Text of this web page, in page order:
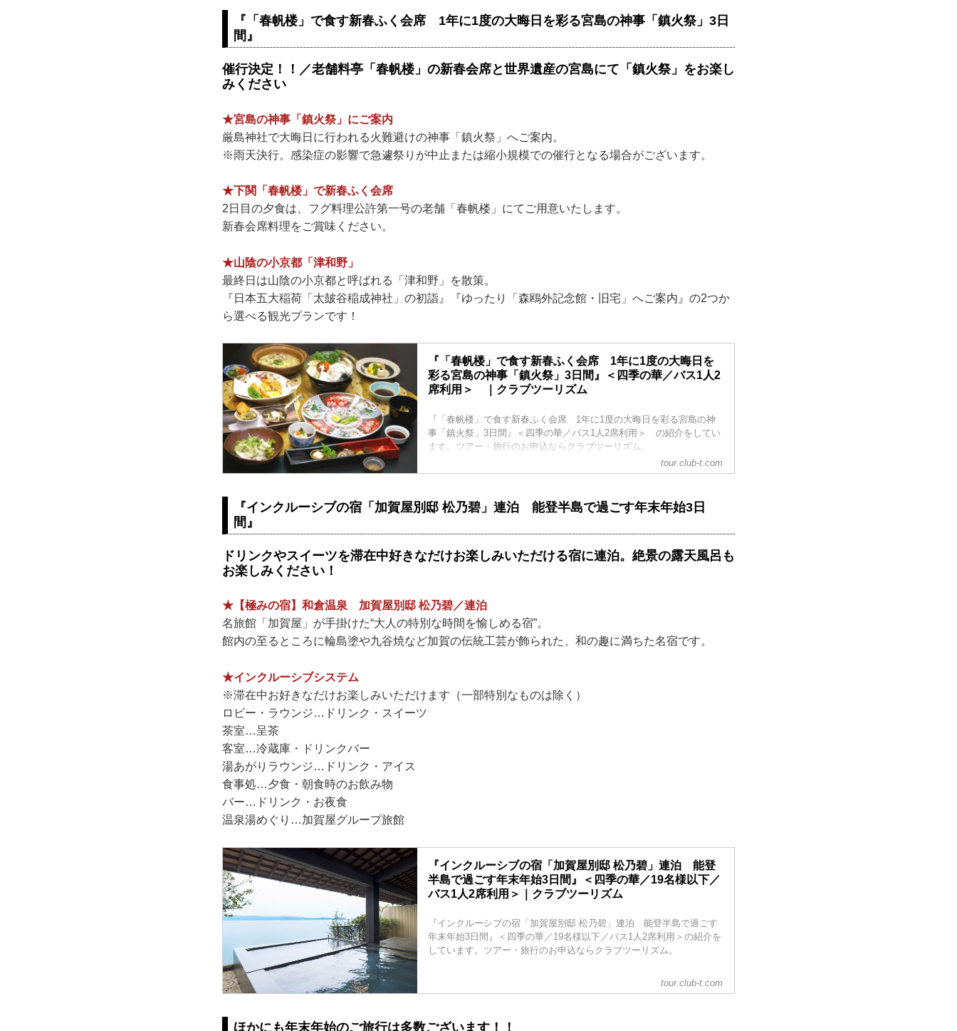
『「春帆楼」で食す新春ふく会席 1年に1度の大晦日を彩る宮島の神事「鎮火祭」3日
間』
催行決定！！／老舗料亭「春帆楼」の新春会席と世界遺産の宮島にて「鎮火祭」をお楽し
みください
★宮島の神事「鎮火祭」にご案内
厳島神社で大晦日に行われる火難避けの神事「鎮火祭」へご案内。
※雨天決行。感染症の影響で急遽祭りが中止または縮小規模での催行となる場合がございます。
★下関「春帆楼」で新春ふく会席
2日目の夕食は、フグ料理公許第一号の老舗「春帆楼」にてご用意いたします。
新春会席料理をご賞味ください。
★山陰の小京都「津和野」
最終日は山陰の小京都と呼ばれる「津和野」を散策。
『日本五大稲荷「太皷谷稲成神社」の初詣』『ゆったり「森鴎外記念館・旧宅」へご案内』の2つか
ら選べる観光プランです！
『「春帆楼」で食す新春ふく会席 1年に1度の大晦日を
彩る宮島の神事「鎮火祭」3日間』＜四季の華／バス1人2
席利用＞ ｜クラブツーリズム
『「春帆楼」で食す新春ふく会席 1年に1度の大晦日を彩る宮島の神
事「鎮火祭」3日間』＜四季の華／バス1人2席利用＞ の紹介をしてい
ます。ツアー・旅行のお申込ならクラブツーリズム。
tour.club-t.com
『インクルーシブの宿「加賀屋別邸 松乃碧」連泊 能登半島で過ごす年末年始3日
間』
ドリンクやスイーツを滞在中好きなだけお楽しみいただける宿に連泊。絶景の露天風呂も
お楽しみください！
★【極みの宿】和倉温泉 加賀屋別邸 松乃碧／連泊
名旅館「加賀屋」が手掛けた“大人の特別な時間を愉しめる宿”。
館内の至るところに輪島塗や九谷焼など加賀の伝統工芸が飾られた、和の趣に満ちた名宿です。
★インクルーシブシステム
※滞在中お好きなだけお楽しみいただけます（一部特別なものは除く）
ロビー・ラウンジ…ドリンク・スイーツ
茶室…呈茶
客室…冷蔵庫・ドリンクバー
湯あがりラウンジ…ドリンク・アイス
食事処…夕食・朝食時のお飲み物
バー…ドリンク・お夜食
温泉湯めぐり…加賀屋グループ旅館
『インクルーシブの宿「加賀屋別邸 松乃碧」連泊 能登
半島で過ごす年末年始3日間』＜四季の華／19名様以下／
バス1人2席利用＞｜クラブツーリズム
『インクルーシブの宿「加賀屋別邸 松乃碧」連泊 能登半島で過ごす
年末年始3日間』＜四季の華／19名様以下／バス1人2席利用＞の紹介を
しています。ツアー・旅行のお申込ならクラブツーリズム。
tour.club-t.com
ほかにも年末年始のご旅行は多数ございます！！